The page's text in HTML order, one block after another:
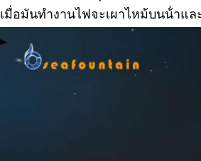
เมื่อมันทํางานไฟจะเผาไหม้บนน้ําแ